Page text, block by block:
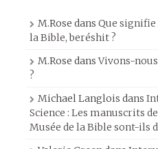
M.Rose dans Que
la Bible, beréshit ?
M.Rose dansVivons-
?
Michael Langlois dans
Science : Les manuscrits
Musée de la Bible sont-ils